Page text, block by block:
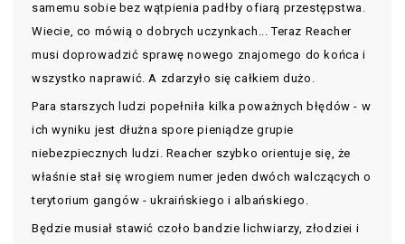
samemu sobie bez wątpienia padłby ofiarą przestępstwa.
Wiecie, co mówią o dobrych uczynkach... Teraz Reacher
musi doprowadzić sprawę nowego znajomego do końca i
wszystko naprawić. A zdarzyło się całkiem dużo.
Para starszych ludzi popełniła kilka poważnych błędów - w
ich wyniku jest dłużna spore pieniądze grupie
niebezpiecznych ludzi. Reacher szybko orientuje się, że
właśnie stał się wrogiem numer jeden dwóch walczących o
terytorium gangów - ukraińskiego i albańskiego.
Będzie musiał stawić czoło bandzie lichwiarzy, złodziei i